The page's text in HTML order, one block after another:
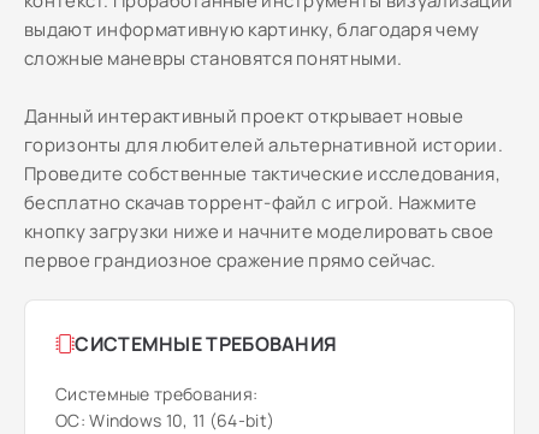
выдают информативную картинку, благодаря чему
сложные маневры становятся понятными.
Данный интерактивный проект открывает новые
горизонты для любителей альтернативной истории.
Проведите собственные тактические исследования,
бесплатно скачав торрент-файл с игрой. Нажмите
кнопку загрузки ниже и начните моделировать свое
первое грандиозное сражение прямо сейчас.
СИСТЕМНЫЕ ТРЕБОВАНИЯ
Системные требования:
ОС: Windows 10, 11 (64-bit)